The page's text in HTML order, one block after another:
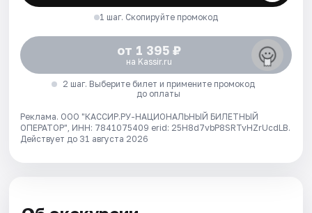
1 шаг. Скопируйте промокод
от 1 395 ₽
на Kassir.ru
2 шаг. Выберите билет и примените промокод
до оплаты
Реклама. ООО "КАССИР.РУ-НАЦИОНАЛЬНЫЙ БИЛЕТНЫЙ
ОПЕРАТОР", ИНН: 7841075409 erid: 25H8d7vbP8SRTvHZrUcdLB.
Действует до 31 августа 2026